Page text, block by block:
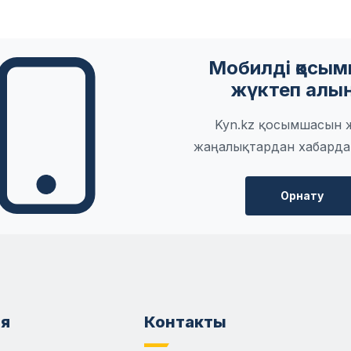
Мобилді
жүктеп
Kyn.kz қосымшасын
жаңалықтардан
Орнату
Контакты